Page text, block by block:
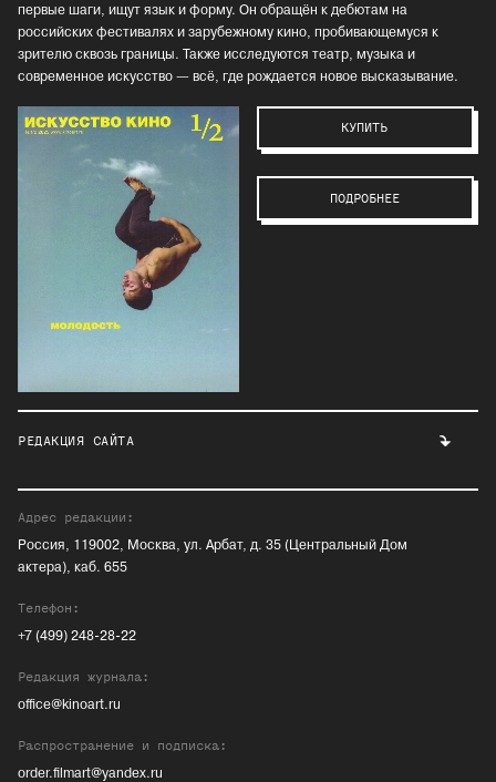
первые шаги, ищут язык и форму. Он обращён к дебютам на
российских фестивалях и зарубежному кино, пробивающемуся к
зрителю сквозь границы. Также исследуются театр, музыка и
современное искусство — всё, где рождается новое высказывание.
КУПИТЬ
ПОДРОБНЕЕ
РЕДАКЦИЯ САЙТА
Адрес редакции:
Россия, 119002, Москва, ул. Арбат, д. 35 (Центральный Дом
актера), каб. 655
Телефон:
+7 (499) 248-28-22
Редакция журнала:
office@kinoart.ru
Распространение и подписка:
order.filmart@yandex.ru